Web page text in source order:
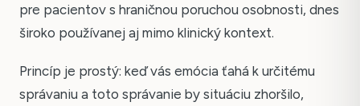
pre pacientov s hraničnou poruchou osobnosti, dnes
široko používanej aj mimo klinický kontext.
Princíp je prostý: keď vás emócia ťahá k určitému
správaniu a toto správanie by situáciu zhoršilo,